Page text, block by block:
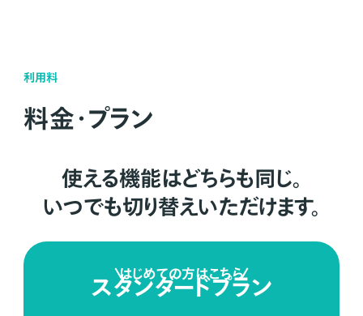
利用料
料金・プラン
使える機能はどちらも同じ。
いつでも切り替えいただけます。
はじめての方はこちら
スタンダードプラン